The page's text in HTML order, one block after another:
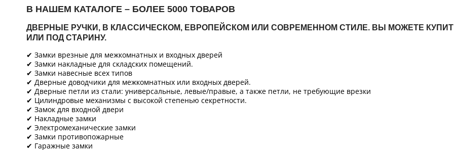
В НАШЕМ КАТАЛОГЕ – БОЛЕЕ 5000 ТОВАРОВ
ДВЕРНЫЕ РУЧКИ, В КЛАССИЧЕСКОМ, ЕВРОПЕЙСКОМ ИЛИ СОВРЕМЕННОМ СТИЛЕ. ВЫ МОЖЕТЕ
ИЛИ ПОД СТАРИНУ.
✔ Замки врезные для межкомнатных и входных дверей
✔ Замки накладные для складских помещений.
✔ Замки навесные всех типов
✔ Дверные доводчики для межкомнатных или входных дверей.
✔ Дверные петли из стали: универсальные, левые/правые, а также петли, не требующие врезки
✔ Цилиндровые механизмы с высокой степенью секретности.
✔ Замок для входной двери
✔ Накладные замки
✔ Электромеханические замки
✔ Замки противопожарные
✔ Гаражные замки